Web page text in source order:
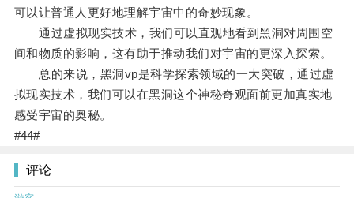
可以让普通人更好地理解宇宙中的奇妙现象。
通过虚拟现实技术，我们可以直观地看到黑洞对周围空
间和物质的影响，这有助于推动我们对宇宙的更深入探索。
总的来说，黑洞vp是科学探索领域的一大突破，通过虚
拟现实技术，我们可以在黑洞这个神秘奇观面前更加真实地
感受宇宙的奥秘。
#44#
评论